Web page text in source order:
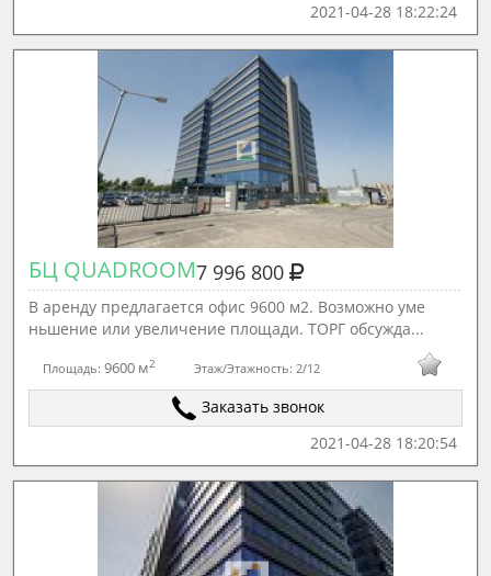
2021-04-28 18:22:24
БЦ QUADROOM7 996 800
В аренду предлагается офис 9600 м2. Возможно уме
ньшение или увеличение площади. ТОРГ обсужда...
Площадь: 9600 м2 Этаж/Этажность: 2/12
Заказать звонок
2021-04-28 18:20:54